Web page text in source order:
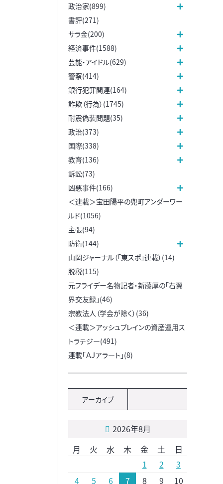
政治家(899)
書評(271)
サラ金(200)
経済事件(1588)
芸能・アイドル(629)
警察(414)
銀行犯罪関連(164)
詐欺（行為）(1745)
耐震偽装問題(35)
政治(373)
国際(338)
教育(136)
訴訟(73)
凶悪事件(166)
＜連載＞宝田陽平の兜町アンダーワー
ルド(1056)
主張(94)
防衛(144)
山岡ジャーナル（「東スポ」連載）(14)
脱税(115)
元フライデー名物記者・新藤厚の「右翼
界交友録」(46)
宗教法人（学会が除く）(36)
＜連載＞アッシュブレインの資産運用ス
トラテジー(491)
連載「ＡＪアラート」(8)
アーカイブ
2026年8月
月
火 水 木 金 土
日
1
2
3
4
5 6 7 8 9 10